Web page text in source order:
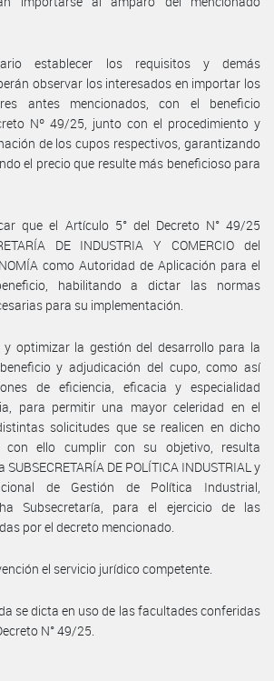
establecer los requisitos y demás
observar los interesados en importar los
antes mencionados, con el beneficio
Nº 49/25, junto con el procedimiento y
de los cupos respectivos, garantizando
el precio que resulte más beneficioso para
que el Artículo 5° del Decreto N° 49/25
DE INDUSTRIA Y COMERCIO del
como Autoridad de Aplicación para el
habilitando a dictar las normas
para su implementación.
optimizar la gestión del desarrollo para la
y adjudicación del cupo, como así
de eficiencia, eficacia y especialidad
para permitir una mayor celeridad en el
solicitudes que se realicen en dicho
con ello cumplir con su objetivo, resulta
DE POLÍTICA INDUSTRIAL y
de Gestión de Política Industrial,
Subsecretaría, para el ejercicio de las
por el decreto mencionado.
el servicio jurídico competente.
se dicta en uso de las facultades conferidas
N° 49/25.